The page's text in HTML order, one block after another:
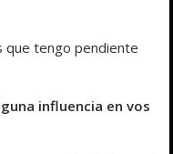
que tengo pendiente
influencia en vos